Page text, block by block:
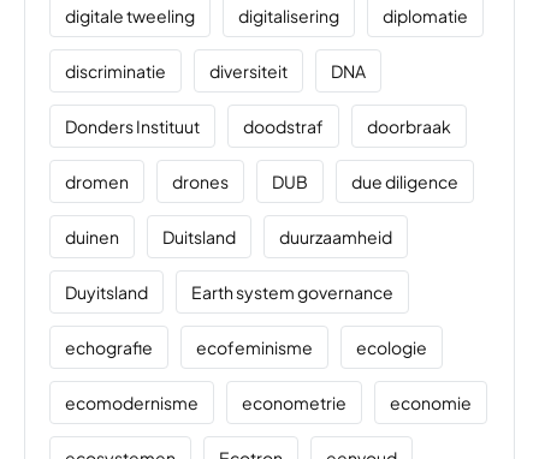
digitale tweeling digitalisering diplomatie
discriminatie diversiteit DNA
Donders Instituut doodstraf doorbraak
dromen drones DUB due diligence
duinen Duitsland duurzaamheid
Duyitsland Earth system governance
echografie ecofeminisme ecologie
ecomodernisme econometrie economie